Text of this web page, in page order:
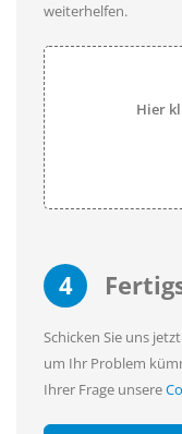
weiterhelfen.
Hier
4
Schicken Sie uns
um Ihr Problem
Ihrer Frage unsere